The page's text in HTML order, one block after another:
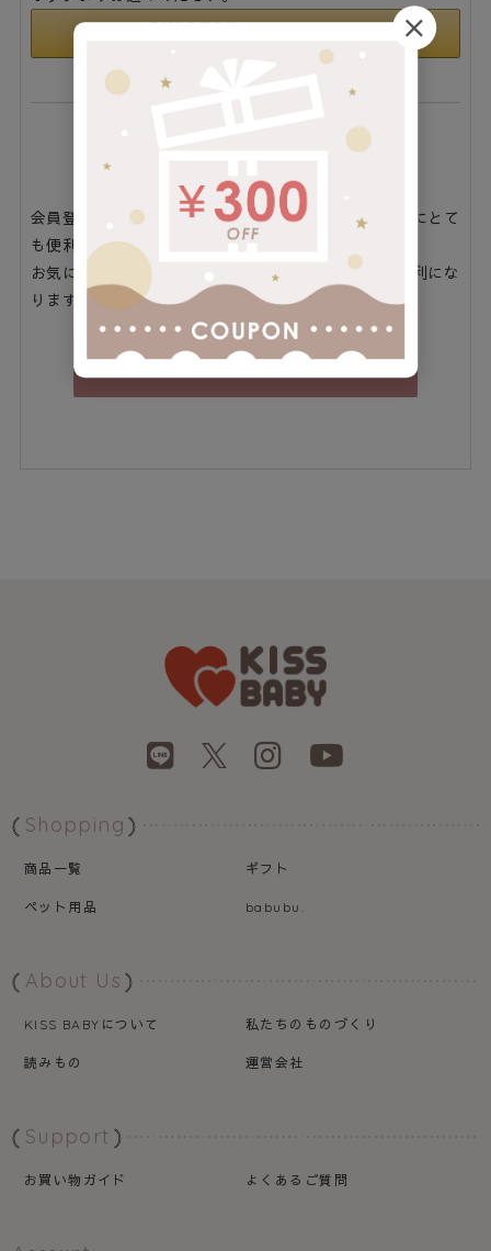
まだご登録がお済みでないお客様
会員登録をしていただきますと、二度目のお買い物時にとて
も便利です。
お気に入り商品をご登録いただけるなどお買い物が便利にな
ります。
会員登録
Shopping
商品一覧 ギフト
ペット用品 babubu.
About Us
KISS BABY について 私たちのものづくり
読みもの 運営会社
Support
お買い物ガイド よくあるご質問